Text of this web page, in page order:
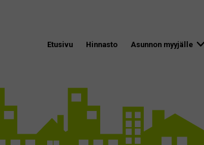
Etusivu Hinnasto Asunnon myyjälle